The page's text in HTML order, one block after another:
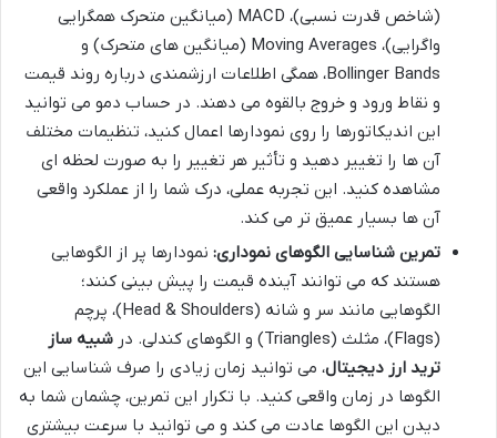
(شاخص قدرت نسبی)، MACD (میانگین متحرک همگرایی
واگرایی)، Moving Averages (میانگین های متحرک) و
Bollinger Bands، همگی اطلاعات ارزشمندی درباره روند قیمت
و نقاط ورود و خروج بالقوه می دهند. در حساب دمو می توانید
این اندیکاتورها را روی نمودارها اعمال کنید، تنظیمات مختلف
آن ها را تغییر دهید و تأثیر هر تغییر را به صورت لحظه ای
مشاهده کنید. این تجربه عملی، درک شما را از عملکرد واقعی
آن ها بسیار عمیق تر می کند.
تمرین شناسایی الگوهای نموداری: نمودارها پر از الگوهایی
هستند که می توانند آینده قیمت را پیش بینی کنند؛
الگوهایی مانند سر و شانه (Head & Shoulders)، پرچم
(Flags)، مثلث (Triangles) و الگوهای کندلی. در
شبیه ساز
ترید ارز دیجیتال، می توانید زمان زیادی را صرف شناسایی این
الگوها در زمان واقعی کنید. با تکرار این تمرین، چشمان شما به
دیدن این الگوها عادت می کند و می توانید با سرعت بیشتری